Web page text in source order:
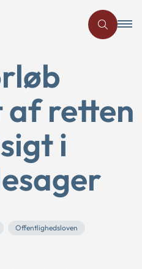
retten
i
Offentlighedsloven